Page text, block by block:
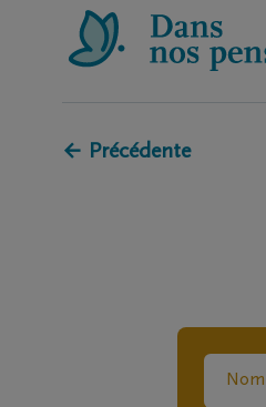
← Précédente